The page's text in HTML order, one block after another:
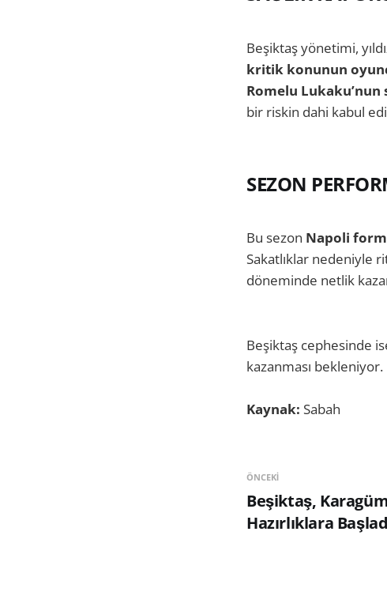
Beşiktaş yönetimi,
kritik konunun
Romelu
bir riskin dahi kabul
SEZON
Bu sezon Napoli
Sakatlıklar nedeniyle
döneminde netlik
Beşiktaş cephesinde
kazanması bekleniyor.
Kaynak: Sabah
ÖNCEKI
Beşiktaş,
Hazırlıklara